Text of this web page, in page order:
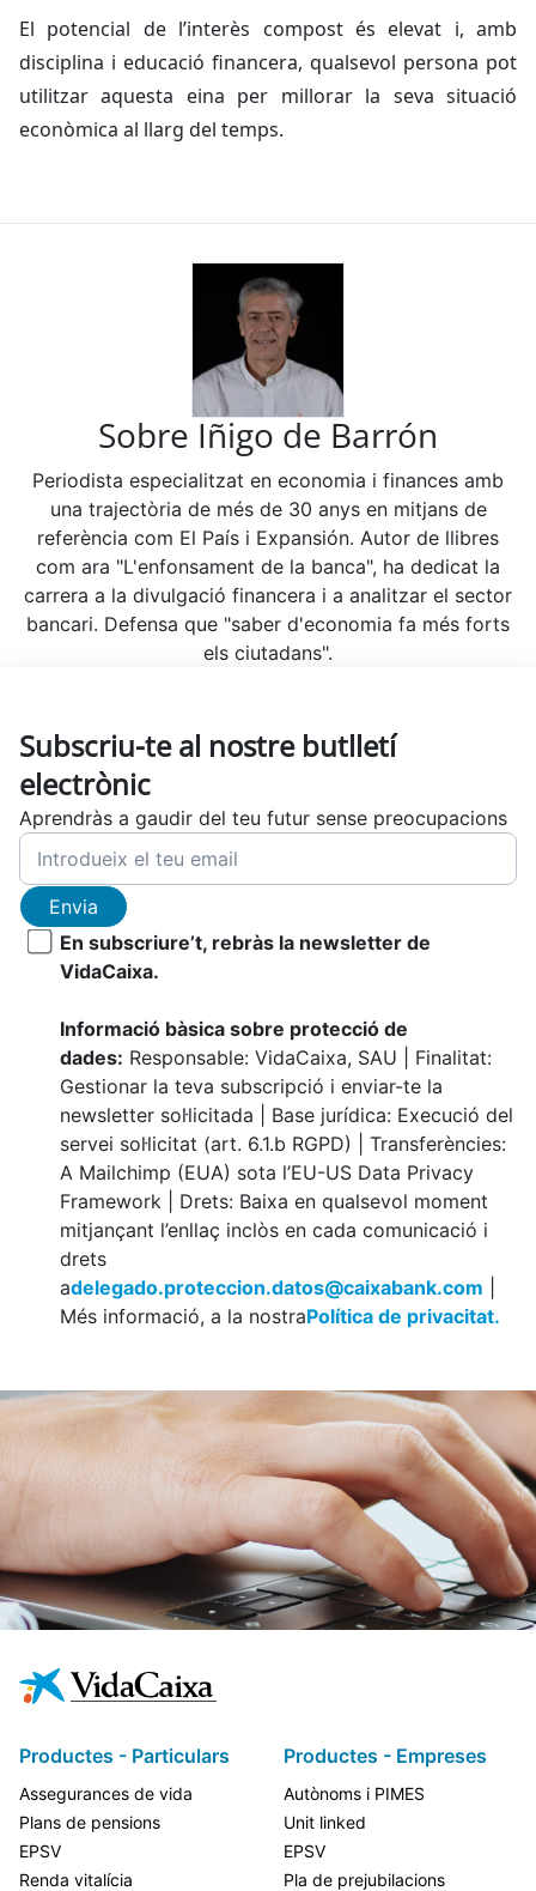
El potencial de l’interès compost és elevat i, amb
disciplina i educació financera, qualsevol persona pot
utilitzar aquesta eina per millorar la seva situació
econòmica al llarg del temps.
Sobre Iñigo de Barrón
Periodista especialitzat en economia i finances amb
una trajectòria de més de 30 anys en mitjans de
referència com El País i Expansión. Autor de llibres
com ara "L'enfonsament de la banca", ha dedicat la
carrera a la divulgació financera i a analitzar el sector
bancari. Defensa que "saber d'economia fa més forts
els ciutadans".
Subscriu-te al nostre butlletí
electrònic
Aprendràs a gaudir del teu futur sense preocupacions
Envia
En subscriure’t, rebràs la newsletter de
VidaCaixa.
Informació bàsica sobre protecció de
dades: Responsable: VidaCaixa, SAU | Finalitat:
Gestionar la teva subscripció i enviar-te la
newsletter sol·licitada | Base jurídica: Execució del
servei sol·licitat (art. 6.1.b RGPD) | Transferències:
A Mailchimp (EUA) sota l’EU-US Data Privacy
Framework | Drets: Baixa en qualsevol moment
mitjançant l’enllaç inclòs en cada comunicació i
drets
adelegado.proteccion.datos@caixabank.com
Més informació, a la nostraPolítica de privacitat.
Productes - Particulars
Assegurances de vida
Plans de pensions
EPSV
Renda vitalícia
Productes - Empreses
Autònoms i PIMES
Unit linked
EPSV
Pla de prejubilacions